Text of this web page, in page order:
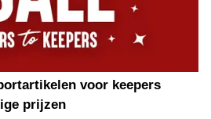
voor keepers
prijzen